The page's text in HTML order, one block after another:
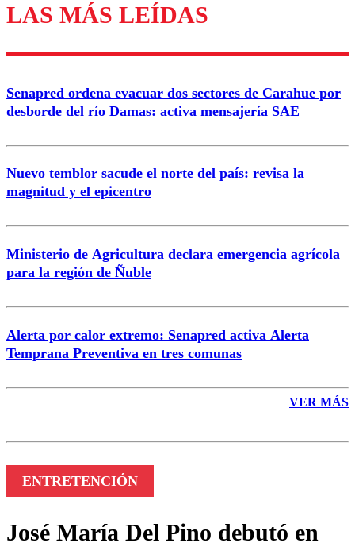
Los comentarios son moderados para garantizar un
diálogo respetuoso.
Correo
LAS MÁS LEÍDAS
Senapred ordena evacuar dos sectores de Carahue por
desborde del río Damas: activa mensajería SAE
Nuevo temblor sacude el norte del país: revisa la
magnitud y el epicentro
Ministerio de Agricultura declara emergencia agrícola
para la región de Ñuble
Alerta por calor extremo: Senapred activa Alerta
Temprana Preventiva en tres comunas
VER MÁS
ENTRETENCIÓN
José María Del Pino debutó en